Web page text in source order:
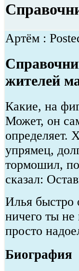
Артём :
жителей
Какие, на
Может, он
определяет.
упрямец,
тормошил,
сказал:
Илья быстро
ничего ты
просто
Биография